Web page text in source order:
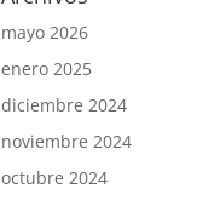
mayo 2026
enero 2025
diciembre 2024
noviembre 2024
octubre 2024